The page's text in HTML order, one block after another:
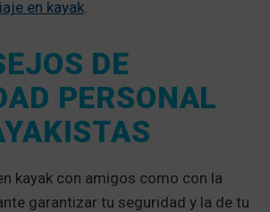
en kayak
DE
PERSONAL
kayak con amigos como con la
garantizar tu seguridad y la de tu